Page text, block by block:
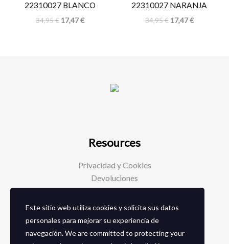
22310027 BLANCO
34,95€ 17,47€
22310027 NARANJA
34,95€ 17,47€
Resources
Privacidad y Cookies
Devoluciones
Social Media
Facebook
Este sitio web utiliza cookies y solicita sus datos
personales para mejorar su experiencia de
navegación. We are committed to protecting your